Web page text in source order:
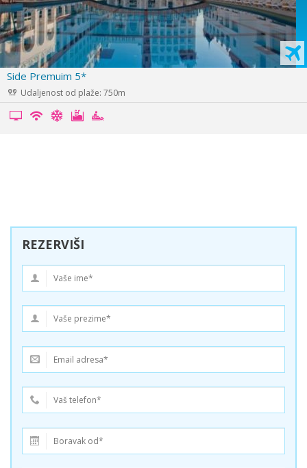
Adalya Artside 5*
Udaljenost od plaže: 300m
REZERVIŠI